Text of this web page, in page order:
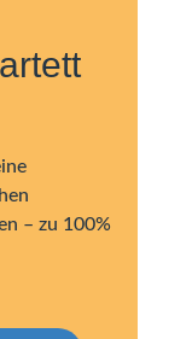
– zu 100%